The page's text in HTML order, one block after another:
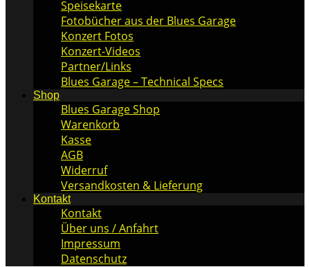
Speisekarte
Fotobücher aus der Blues Garage
Konzert Fotos
Konzert-Videos
Partner/Links
Blues Garage – Technical Specs
Shop
Blues Garage Shop
Warenkorb
Kasse
AGB
Widerruf
Versandkosten & Lieferung
Kontakt
Kontakt
Über uns / Anfahrt
Impressum
Datenschutz